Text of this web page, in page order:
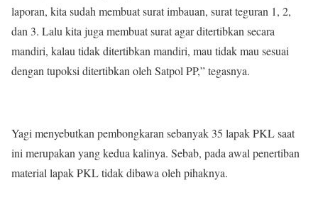
laporan, kita sudah membuat surat imbauan, surat teguran 1, 2,
dan 3. Lalu kita juga membuat surat agar ditertibkan secara
mandiri, kalau tidak ditertibkan mandiri, mau tidak mau sesuai
dengan tupoksi ditertibkan oleh Satpol PP,” tegasnya.
Yagi menyebutkan pembongkaran sebanyak 35 lapak PKL saat
ini merupakan yang kedua kalinya. Sebab, pada awal penertiban
material lapak PKL tidak dibawa oleh pihaknya.